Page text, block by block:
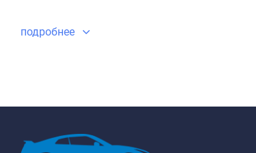
подробнее